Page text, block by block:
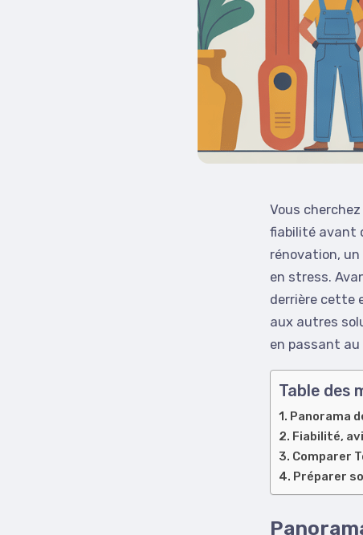
Vous
fiabilité avant
rénovation,
en stress.
derrière cette
aux autres
en passant
Table des
Panorama
Fiabilité,
Comparer
Préparer